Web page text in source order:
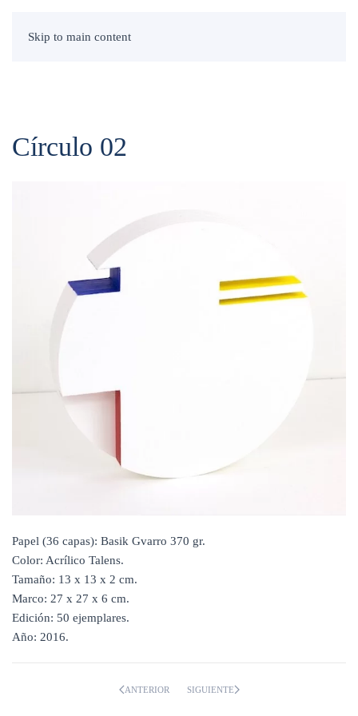
Skip to main content
Círculo 02
Papel (36 capas): Basik Gvarro 370 gr.
Color: Acrílico Talens.
Tamaño: 13 x 13 x 2 cm.
Marco: 27 x 27 x 6 cm.
Edición: 50 ejemplares.
Año: 2016.
ANTERIOR SIGUIENTE